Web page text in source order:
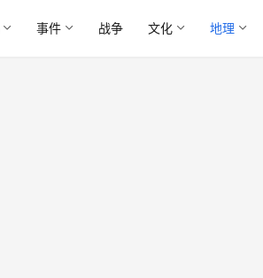
事件 战争 文化 地理